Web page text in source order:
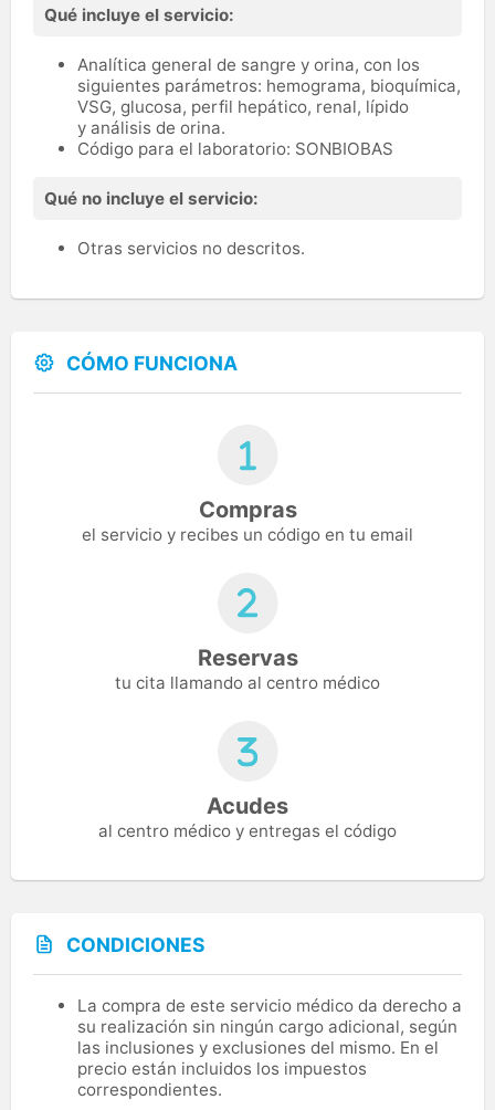
Qué incluye el servicio:
Analítica general de sangre y orina, con los
siguientes parámetros: hemograma, bioquímica,
VSG, glucosa, perfil hepático, renal, lípido
y análisis de orina.
Código para el laboratorio: SONBIOBAS
Qué no incluye el servicio:
Otras servicios no descritos.
CÓMO FUNCIONA
Compras
el servicio y recibes un código en tu email
Reservas
tu cita llamando al centro médico
Acudes
al centro médico y entregas el código
CONDICIONES
La compra de este servicio médico da derecho a
su realización sin ningún cargo adicional, según
las inclusiones y exclusiones del mismo. En el
precio están incluidos los impuestos
correspondientes.